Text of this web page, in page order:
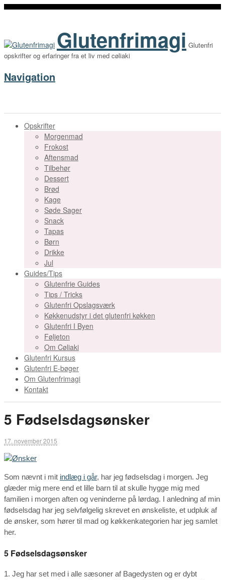
Glutenfrimagi Glutenfri
opskrifter og erfaringer fra et liv med cøliaki
Navigation
Opskrifter
Morgenmad
Frokost
Aftensmad
Tilbehør
Dessert
Brød
Kage
Søde Sager
Snack
Tapas
Børn
Drikke
Jul
Guides/Tips
Glutenfrie Guides
Tips / Tricks
Glutenfri Opslagsværk
Køkkenudstyr i det glutenfri køkken
Glutenfri I Byen
Føljeton
Om Cøliaki
Glutenfri Kursus
Glutenfri E-bøger
Om Glutenfrimagi
Kontakt
5 Fødselsdagsønsker
17. november 2015
Som nævnt i mit indlæg i går, har jeg fødselsdag i morgen. Jeg
glæder mig mere end et lille barn til at skulle hygge mig med
familien i morgen aften og veninderne på lørdag. I anledning af min
fødselsdag har jeg selvfølgelig skrevet en ønskeliste, et udpluk af
de ønsker, som hører til mad og køkkenkategorien har jeg samlet
her.
5 Fødselsdagsønsker
1. Jeg har set med i alle sæsoner af Bagedysten og er dybt